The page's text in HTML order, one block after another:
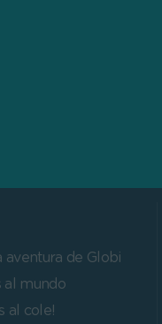
aventura de Globi
al mundo
al cole!